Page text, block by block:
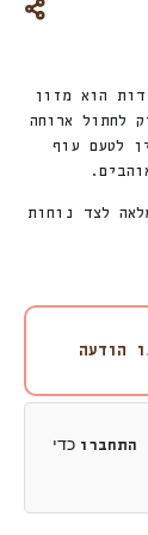
עוף לחתולים במארז 24 יחידות הוא מזון
לחתול ארוחה
לטעם עוף
לצד נוחות
הודעה
התחברו כדי